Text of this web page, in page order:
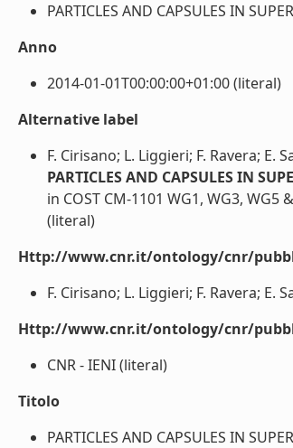
PARTICLES AND CAPSULES IN
Anno
2014-01-01T00:00:00+01:00 (literal)
Alternative label
F. Cirisano; L. Liggieri; F. Ravera; E.
PARTICLES AND CAPSULES IN
in COST CM-1101 WG1, WG3,
(literal)
Http://www.cnr.it/ontology/cnr/
F. Cirisano; L. Liggieri; F. Ravera;
Http://www.cnr.it/ontology/cnr/
CNR - IENI (literal)
Titolo
PARTICLES AND CAPSULES IN